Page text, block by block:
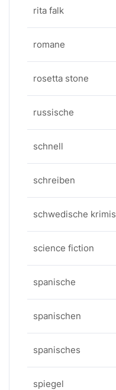
rita falk
romane
rosetta stone
russische
schnell
schreiben
schwedische krimis
science fiction
spanische
spanischen
spanisches
spiegel